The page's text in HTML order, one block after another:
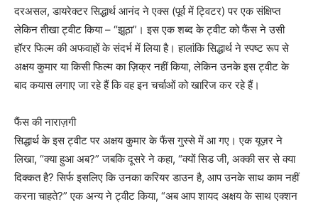
दरअसल, डायरेक्टर सिद्धार्थ आनंद ने एक्स (पूर्व में ट्विटर) पर एक संक्षिप्त
लेकिन तीखा ट्वीट किया – “झूठा”। इस एक शब्द के ट्वीट को फैंस ने उसी
हॉरर फिल्म की अफवाहों के संदर्भ में लिया है। हालांकि सिद्धार्थ ने स्पष्ट रूप से
अक्षय कुमार या किसी फिल्म का ज़िक्र नहीं किया, लेकिन उनके इस ट्वीट के
बाद कयास लगाए जा रहे हैं कि वह इन चर्चाओं को खारिज कर रहे हैं।
फैंस की नाराज़गी
सिद्धार्थ के इस ट्वीट पर अक्षय कुमार के फैंस गुस्से में आ गए। एक यूज़र ने
लिखा, “क्या हुआ अब?” जबकि दूसरे ने कहा, “क्यों सिड जी, अक्की सर से क्या
दिक्कत है? सिर्फ इसलिए कि उनका करियर डाउन है, आप उनके साथ काम नहीं
करना चाहते?” एक अन्य ने ट्वीट किया, “अब आप शायद अक्षय के साथ एक्शन